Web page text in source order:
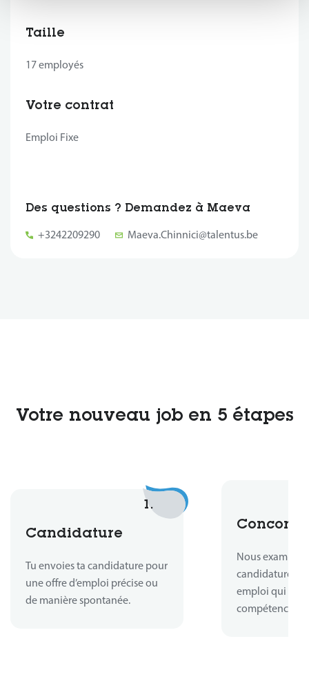
Taille
17 employés
Votre contrat
Emploi Fixe
Des questions ? Demandez à Maeva
+3242209290 Maeva.Chinnici@talentus.be
Votre nouveau job en 5 étapes
1.
Candidature
Tu envoies ta candidature pour
une offre d’emploi précise ou
de manière spontanée.
Nous
candidature et
emploi qui
compétences.